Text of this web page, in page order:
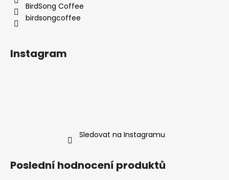
BirdSong Coffee
birdsongcoffee
Instagram
Sledovat na Instagramu
Poslední hodnocení produktů